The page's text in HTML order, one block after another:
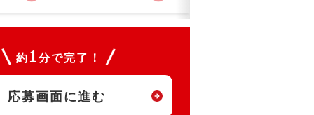
約 1 分で完了！
応募画面に進む